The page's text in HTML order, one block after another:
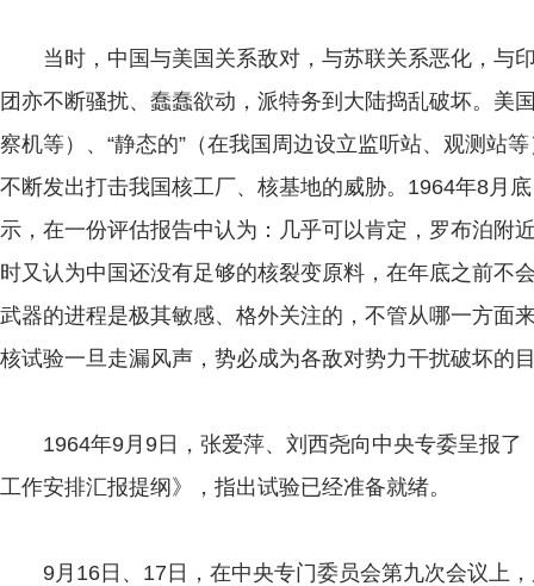
当时，中国与美国关系敌对，与苏联关系恶化，与
团亦不断骚扰、蠢蠢欲动，派特务到大陆捣乱破坏。美
察机等）、“静态的”（在我国周边设立监听站、观测站
不断发出打击我国核工厂、核基地的威胁。1964年8月
示，在一份评估报告中认为：几乎可以肯定，罗布泊附
时又认为中国还没有足够的核裂变原料，在年底之前不
武器的进程是极其敏感、格外关注的，不管从哪一方面
核试验一旦走漏风声，势必成为各敌对势力干扰破坏的
1964年9月9日，张爱萍、刘西尧向中央专委呈报了
工作安排汇报提纲》，指出试验已经准备就绪。
9月16日、17日，在中央专门委员会第九次会议上，